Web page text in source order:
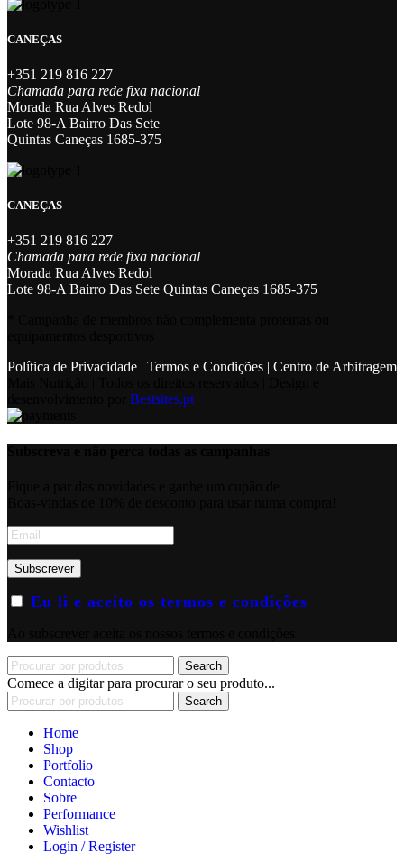
CANEÇAS
+351 219 816 227
Chamada para rede fixa nacional
Morada Rua Alves Redol
Lote 98-A Bairro Das Sete
Quintas Caneças 1685-375
CANEÇAS
+351 219 816 227
Chamada para rede fixa nacional
Morada Rua Alves Redol
Lote 98-A Bairro Das Sete Quintas Caneças 1685-375
Política de Privacidade | Termos e Condições | Centro de Arbitragem
Bestsites.pt
Eu li e aceito os termos e condições
Search
Comece a digitar para procurar o seu produto...
Search
Home
Shop
Portfolio
Contacto
Sobre
Performance
Wishlist
Login / Register